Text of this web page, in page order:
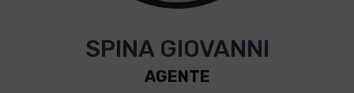
SPINA GIOVANNI
AGENTE